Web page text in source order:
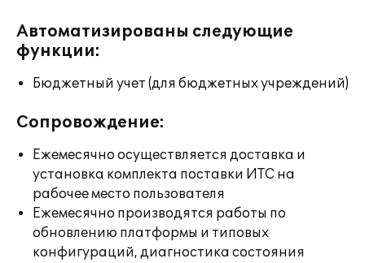
Автоматизированы следующие
функции:
Бюджетный учет (для бюджетных учреждений)
Сопровождение:
Ежемесячно осуществляется доставка и
установка комплекта поставки ИТС на
рабочее место пользователя
Ежемесячно производятся работы по
обновлению платформы и типовых
конфигураций, диагностика состояния